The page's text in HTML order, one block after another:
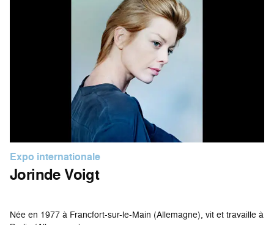
Expo internationale
Jorinde Voigt
Née en 1977 à Francfort-sur-le-Main (Allemagne), vit et travaille à